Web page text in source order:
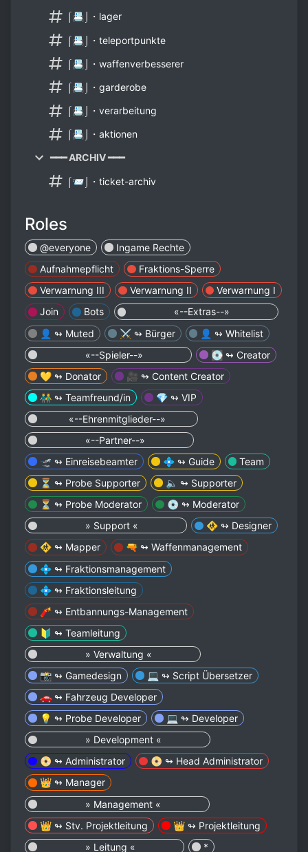
⌠📇⌡・lager
⌠📇⌡・teleportpunkte
⌠📇⌡・waffenverbesserer
⌠📇⌡・garderobe
⌠📇⌡・verarbeitung
⌠📇⌡・aktionen
━━━ ARCHIV ━━━
⌠📨⌡・ticket-archiv
Roles
@everyone
Ingame Rechte
Aufnahmepflicht
Fraktions-Sperre
Verwarnung III
Verwarnung II
Verwarnung I
Join
Bots
👤 ↬ Muted
⚔️ ↬ Bürger
👤 ↬ Whitelist
💽 ↬ Creator
💛 ↬ Donator
🎥 ↬ Content Creator
👬 ↬ Teamfreund/in
💎 ↬ VIP
🛫 ↬ Einreisebeamter
💠 ↬ Guide
Team
⏳ ↬ Probe Supporter
🔈 ↬ Supporter
⏳ ↬ Probe Moderator
💿 ↬ Moderator
🚸 ↬ Designer
🚸 ↬ Mapper
🔫 ↬ Waffenmanagement
💠 ↬ Fraktionsmanagement
💠 ↬ Fraktionsleitung
🧨 ↬ Entbannungs-Management
🔰 ↬ Teamleitung
📸 ↬ Gamedesign
💻 ↬ Script Übersetzer
🚗 ↬ Fahrzeug Developer
💡 ↬ Probe Developer
💻 ↬ Developer
📀 ↬ Administrator
📀 ↬ Head Administrator
👑 ↬ Manager
👑 ↬ Stv. Projektleitung
👑 ↬ Projektleitung
*